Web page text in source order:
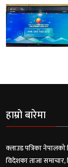
हाम्रो बारेमा
क्लाउड पत्रिका
विदेशका ताजा समाचार,